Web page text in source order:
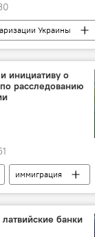
Украины
Россия
ВС РФ
военная операция
артиллерия
инициативу о
расследованию
иммиграция
Сейм
банки